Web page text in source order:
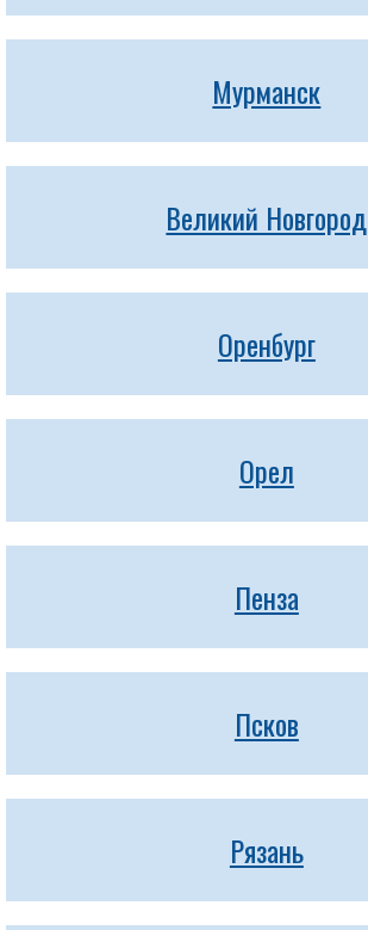
Мурманск
Великий Новгород
Оренбург
Орел
Пенза
Псков
Рязань